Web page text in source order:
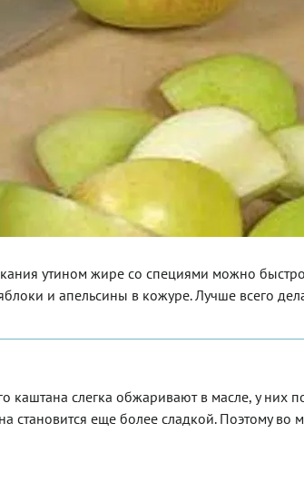
утином жире со специями можно
и апельсины в кожуре. Лучше всего
каштана слегка обжаривают в масле, у них
становится еще более сладкой. Поэтому во